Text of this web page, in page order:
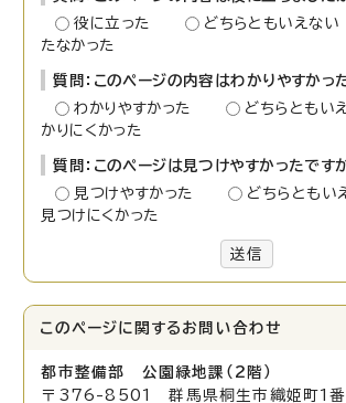
役に立った
どちらともいえな
たなかった
質問：このページの内容はわかりやすかっ
わかりやすかった
どちらともい
かりにくかった
質問：このページは見つけやすかったです
見つけやすかった
どちらとも
見つけにくかった
送信
このページに関する お問い合わせ
都市整備部 公園緑地課（2階）
〒376-8501 群馬県桐生市織姫町1番